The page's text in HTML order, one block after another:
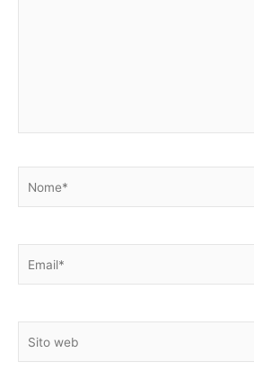
Nome*
Email*
Sito
web